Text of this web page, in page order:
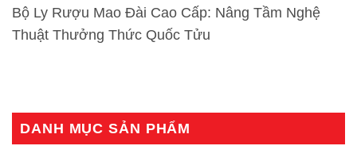
Bộ Ly Rượu Mao Đài Cao Cấp: Nâng Tầm Nghệ
Thuật Thưởng Thức Quốc Tửu
DANH MỤC SẢN PHẨM